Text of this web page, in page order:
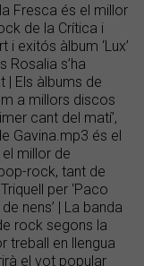
la Fresca és el millor
de la Crítica i
i exitós àlbum ‘Lux’
Rosalia s’ha
| Els àlbums de
a millors discos
cant del matí’,
Gavina.mp3 és el
el millor de
rock, tant de
per ‘Paco
nens’ | La banda
rock segons la
treball en llengua
el vot popular